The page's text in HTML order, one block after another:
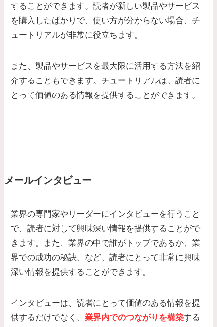
することができます。読者が新しい製品やサービス
を購入したばかりで、使い方が分からない場合、チ
ュートリアルが非常に役立ちます。
また、製品やサービスを最大限に活用する方法を紹
介することもできます。チュートリアルは、読者に
とって価値のある情報を提供することができます。
メールインタビュー
業界の専門家やリーダーにインタビューを行うこと
で、読者に対して興味深い情報を提供することがで
きます。また、業界の中で誰がトップであるか、業
界での成功の秘訣、など、読者にとって非常に興味
深い情報を提供することができます。
インタビューは、読者にとって価値のある情報を提
供するだけでなく、業界内でのつながりを構築する